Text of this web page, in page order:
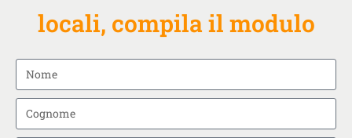
locali, compila il modulo